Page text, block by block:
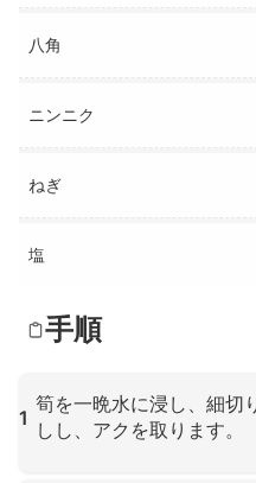
八角
ニンニク
ねぎ
塩
手順
1
筍を一晩水に浸し、細切
しし、アクを取ります。